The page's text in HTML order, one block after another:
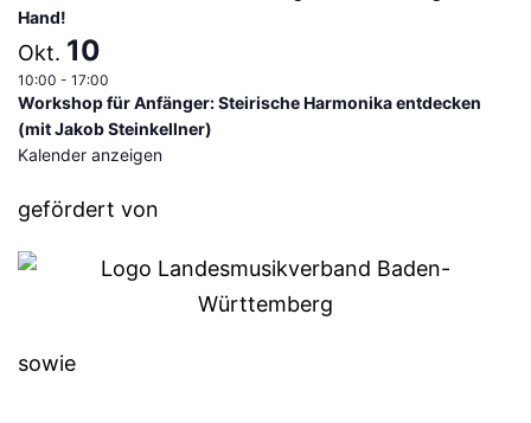
Hand!
Okt. 10
10:00 - 17:00
Workshop für Anfänger: Steirische Harmonika entdecken
(mit Jakob Steinkellner)
Kalender anzeigen
gefördert von
sowie